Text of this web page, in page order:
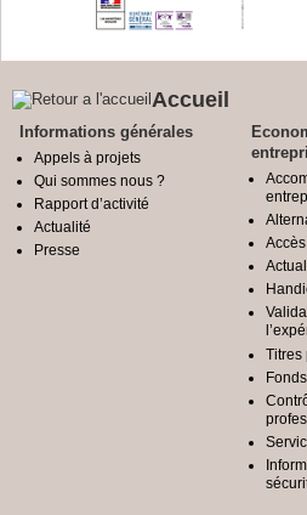
Accueil
Informations générales
Appels à projets
Qui sommes nous ?
Rapport d’activité
Actualité
Presse
Titres